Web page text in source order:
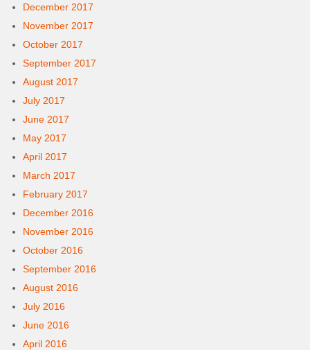
December 2017
November 2017
October 2017
September 2017
August 2017
July 2017
June 2017
May 2017
April 2017
March 2017
February 2017
December 2016
November 2016
October 2016
September 2016
August 2016
July 2016
June 2016
April 2016